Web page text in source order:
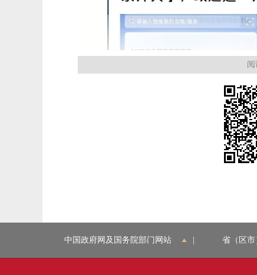
阅
中国政府网及国务院部门网站 省（区